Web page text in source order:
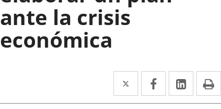
ante la crisis
económica
Twitter
Enlace
a
Facebook
Enlace
a
Enlace
a